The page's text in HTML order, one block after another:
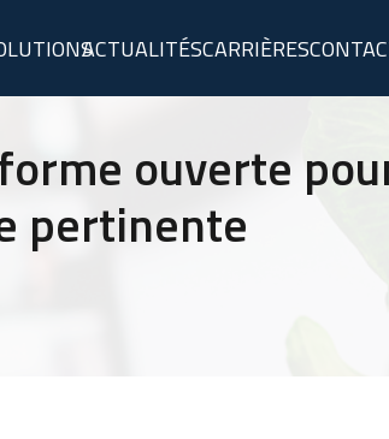
ACTUALITÉSCARRIÈRES
ouverte
pertinente